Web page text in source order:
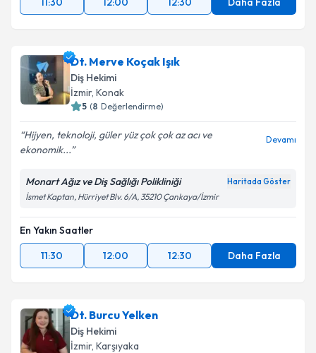
Dt. Merve Koçak Işık
Diş Hekimi
İzmir, Konak
5 (8 Değerlendirme)
Hijyen, teknoloji, güler yüz çok çok az acı ve
ekonomik...
Devamı
Monart Ağız ve Diş Sağlığı Polikliniği Haritada Göster
İsmet Kaptan, Hürriyet Blv. 6/A, 35210 Çankaya/İzmir
En Yakın Saatler
11:30
12:00 12:30 Daha Fazla
Dt. Burcu Yelken
Diş Hekimi
İzmir, Karşıyaka